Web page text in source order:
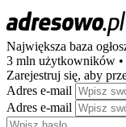
Największa baza
3 mln użytkowników
Zarejestruj się, aby
Adres e-mail
Adres e-mail